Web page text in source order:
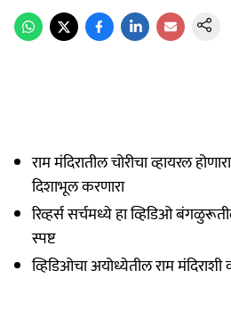
राम मंदिरातील चोरीचा व्हायरल
दिशाभूल करणारा
रिव्हर्स सर्चमध्ये हा व्हिडिओ
स्पष्ट
व्हिडिओचा अयोध्येतील राम